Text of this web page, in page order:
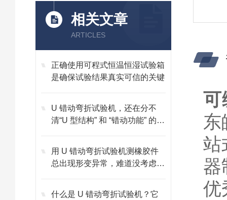
相关文章
ARTICLES
正确使用可程式恒温恒湿试验箱
是确保试验结果真实可信的关键
U 错动弯折试验机，还在分不
清“U 型结构” 和 “错动功能” 的核
用 U 错动弯折试验机测橡胶件
总出现形变异常，难道没考虑环
什么是 U 错动弯折试验机？它
可
东
站
器
优